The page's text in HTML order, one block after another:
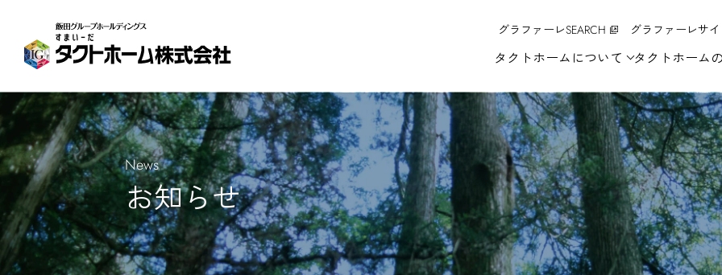
グラファーレSEARCH グラファーレサ
タクトホームについて タクトホーム
News
お知らせ